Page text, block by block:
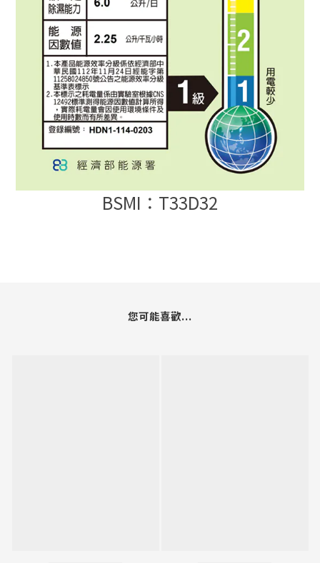
BSMI ： T33D32
您可能喜歡...